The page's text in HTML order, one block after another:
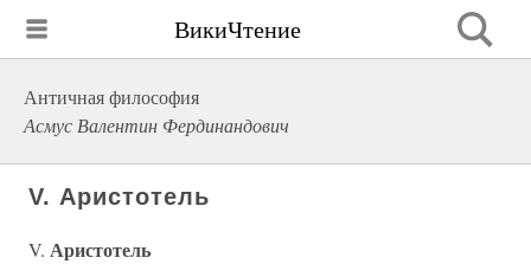
ВикиЧтение
Античная философия
Асмус Валентин Фердинандович
V. Аристотель
V. Аристотель